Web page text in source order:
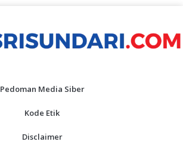
Pedoman Media Siber
Kode Etik
Disclaimer